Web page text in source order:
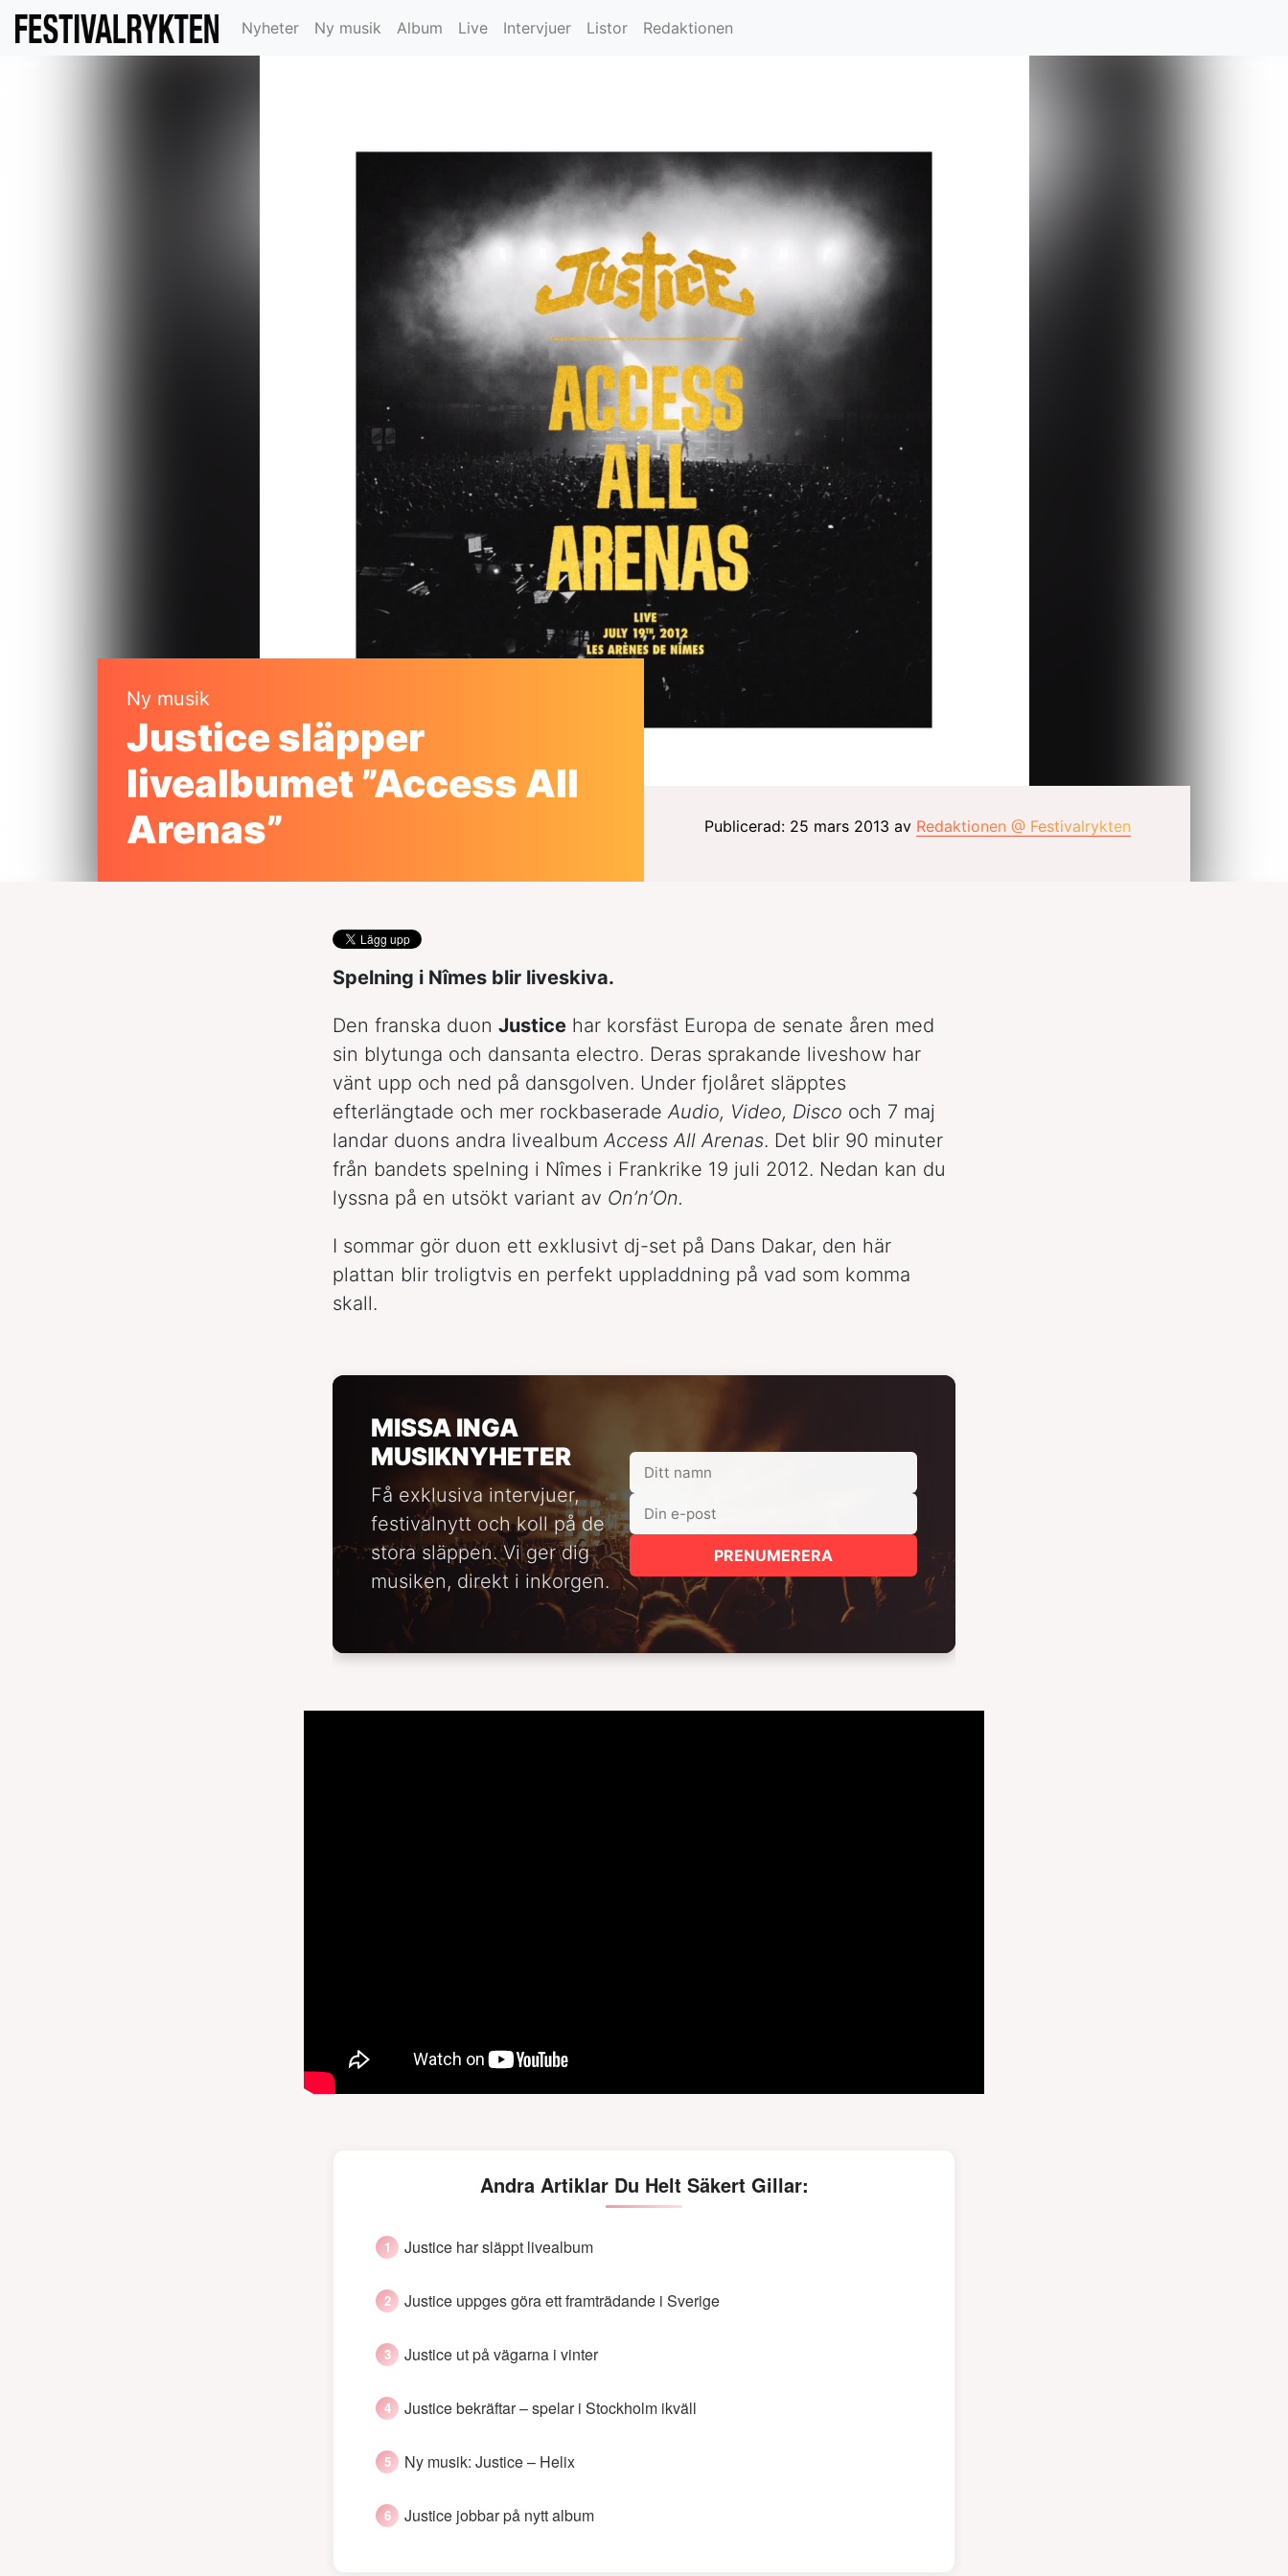
Nyheter Ny musik Album Live Intervjuer Listor Redaktionen
Ny musik
Justice släpper
livealbumet ”Access All
Arenas”
Publicerad: 25 mars 2013 av Redaktionen @ Festivalrykten
Spelning i Nîmes blir liveskiva.
Den franska duon Justice har korsfäst Europa de senate åren med
sin blytunga och dansanta electro. Deras sprakande liveshow har
vänt upp och ned på dansgolven. Under fjolåret släpptes
efterlängtade och mer rockbaserade Audio, Video, Disco och 7 maj
landar duons andra livealbum Access All Arenas. Det blir 90 minuter
från bandets spelning i Nîmes i Frankrike 19 juli 2012. Nedan kan du
lyssna på en utsökt variant av On’n’On.
I sommar gör duon ett exklusivt dj-set på Dans Dakar, den här
plattan blir troligtvis en perfekt uppladdning på vad som komma
skall.
MISSA INGA
MUSIKNYHETER
Få exklusiva intervjuer,
festivalnytt och koll på de
stora släppen. Vi ger dig
musiken, direkt i inkorgen.
PRENUMERERA
Andra Artiklar Du Helt Säkert Gillar:
Justice har släppt livealbum
Justice uppges göra ett framträdande i Sverige
Justice ut på vägarna i vinter
Justice bekräftar – spelar i Stockholm ikväll
Ny musik: Justice – Helix
Justice jobbar på nytt album